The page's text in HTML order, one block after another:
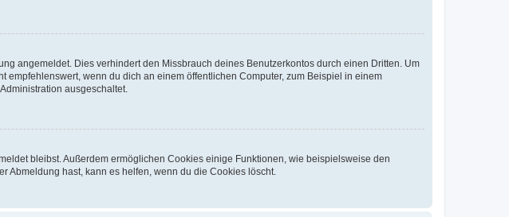
angemeldet. Dies verhindert den Missbrauch deines Benutzerkontos durch einen Dritten. Um
wenn du dich an einem öffentlichen Computer, zum Beispiel in einem
ausgeschaltet.
bleibst. Außerdem ermöglichen Cookies einige Funktionen, wie beispielsweise den
Abmeldung hast, kann es helfen, wenn du die Cookies löscht.